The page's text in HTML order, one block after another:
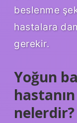
beslenme
hastalara
gerekir.
Yoğun
nelerdir?